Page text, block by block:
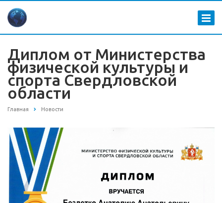
Диплом от Министерства
физической культуры и
спорта Свердловской
области
Главная Новости